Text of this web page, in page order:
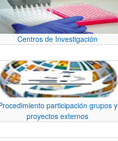
Centros de Investigación
participación grupos y
proyectos externos